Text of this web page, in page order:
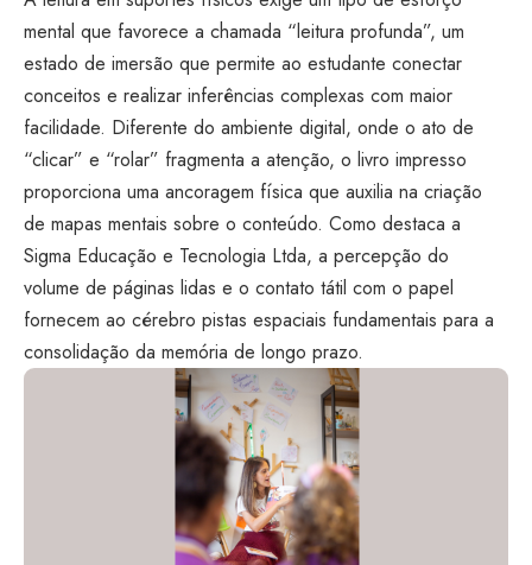
mental que favorece a chamada “leitura profunda”, um
estado de imersão que permite ao estudante conectar
conceitos e realizar inferências complexas com maior
facilidade. Diferente do ambiente digital, onde o ato de
“clicar” e “rolar” fragmenta a atenção, o livro impresso
proporciona uma ancoragem física que auxilia na criação
de mapas mentais sobre o conteúdo. Como destaca a
Sigma Educação e Tecnologia Ltda, a percepção do
volume de páginas lidas e o contato tátil com o papel
fornecem ao cérebro pistas espaciais fundamentais para a
consolidação da memória de longo prazo.